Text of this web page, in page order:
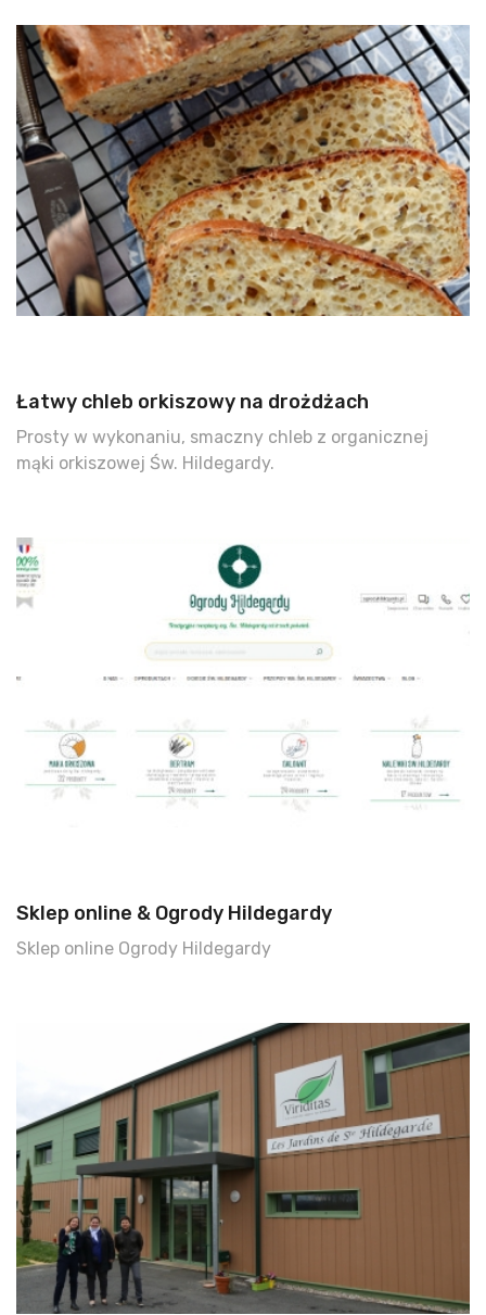
Łatwy chleb orkiszowy na drożdżach
Prosty w wykonaniu, smaczny chleb z organicznej
mąki orkiszowej Św. Hildegardy.
Sklep online & Ogrody Hildegardy
Sklep online Ogrody Hildegardy